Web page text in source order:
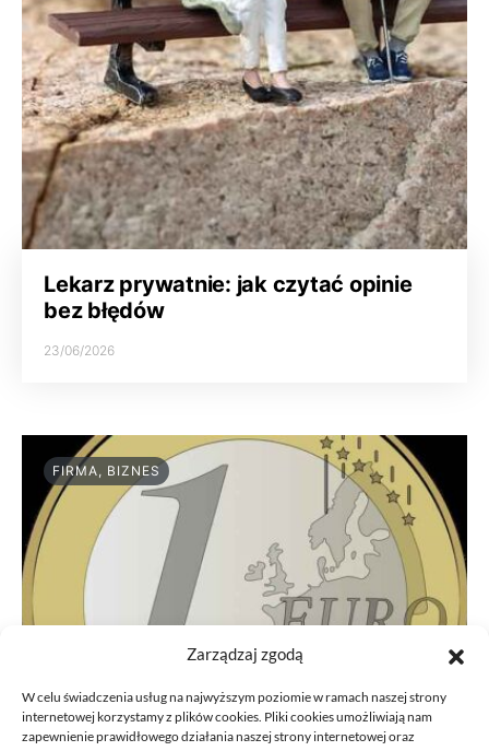
Zarządzaj zgodą
W celu świadczenia usług na najwyższym poziomie w ramach naszej strony
internetowej korzystamy z plików cookies. Pliki cookies umożliwiają nam
zapewnienie prawidłowego działania naszej strony internetowej oraz
Lekarz prywatnie: jak czytać opinie
bez błędów
23/06/2026
FIRMA, BIZNES